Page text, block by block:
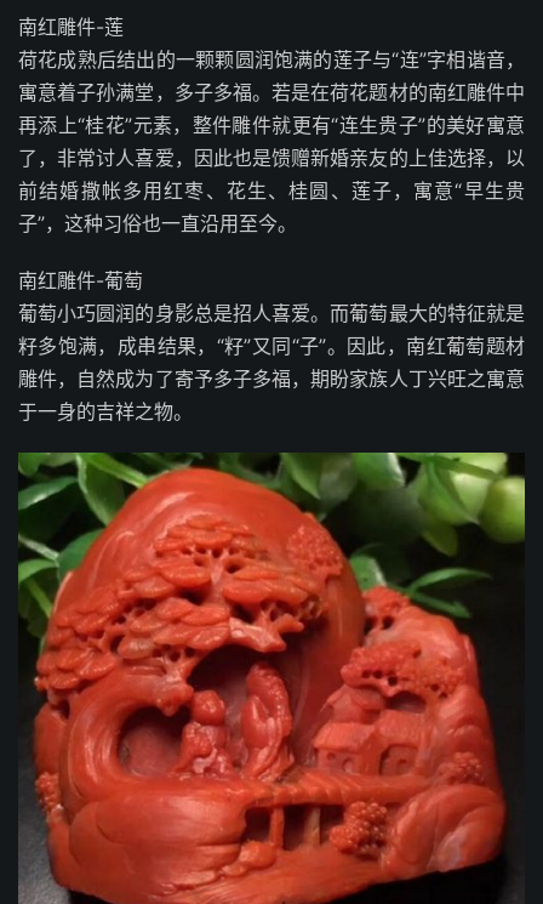
南红雕件-莲
荷花成熟后结出的一颗颗圆润饱满的莲子与“连”字相谐音，
寓意着子孙满堂，多子多福。若是在荷花题材的南红雕件中
再添上“桂花”元素，整件雕件就更有“连生贵子”的美好寓意
了，非常讨人喜爱，因此也是馈赠新婚亲友的上佳选择，以
前结婚撒帐多用红枣、花生、桂圆、莲子，寓意“早生贵
子”，这种习俗也一直沿用至今。
南红雕件-葡萄
葡萄小巧圆润的身影总是招人喜爱。而葡萄最大的特征就是
籽多饱满，成串结果，“籽”又同“子”。因此，南红葡萄题材
雕件，自然成为了寄予多子多福，期盼家族人丁兴旺之寓意
于一身的吉祥之物。